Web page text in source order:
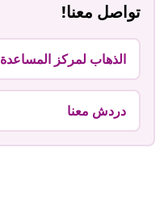
تواصل معنا!
الذهاب لمركز المساعدة
دردش معنا